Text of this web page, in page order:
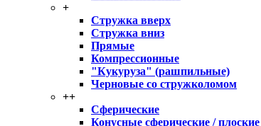
+
Стружка вверх
Стружка вниз
Прямые
Компрессионные
"Кукуруза" (рашпильные)
Черновые со стружколомом
++
Сферические
Конусные сферические / плоские